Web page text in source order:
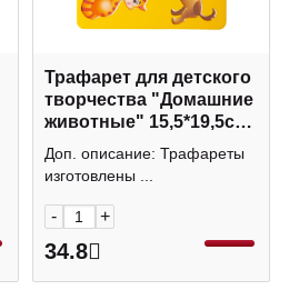
Трафарет для детского
творчества "Домашние
животные" 15,5*19,5см
ТФ-5333 Проф-Пресс
Доп. описание: Трафареты
изготовлены ...
- +
34.8